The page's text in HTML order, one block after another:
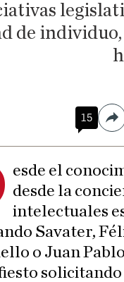
de individuo,
15
esde el
desde la
intelectuales
Savater,
o Juan
solicitando